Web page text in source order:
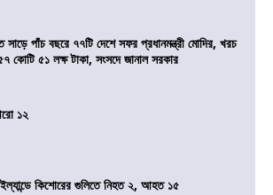
সাড়ে পাঁচ বছরে ৭৭টি দেশে সফর প্রধানমন্ত্রী মোদির, খরচ
কোটি ৫১ লক্ষ টাকা, সংসদে জানাল সরকার
১২
কিশোরের গুলিতে নিহত ২, আহত ১৫